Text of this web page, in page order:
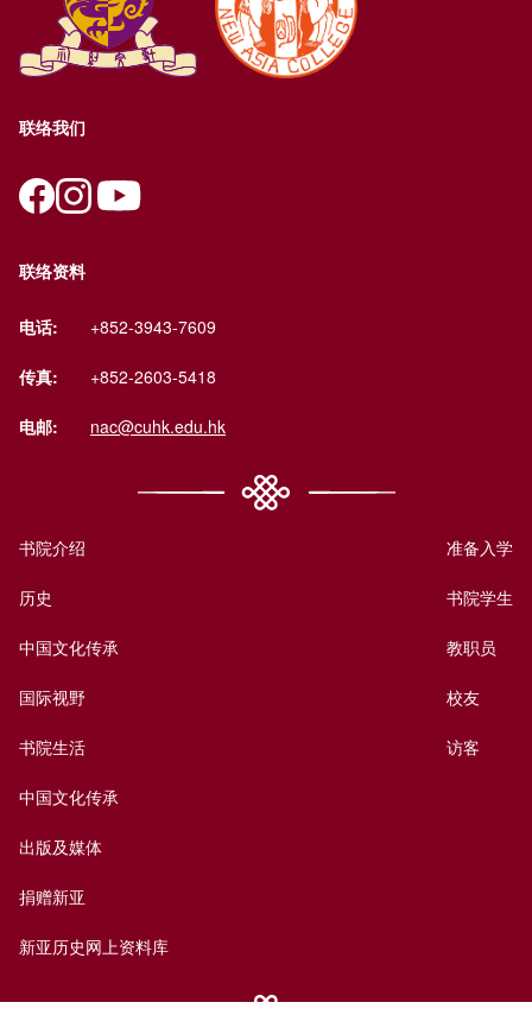
联络我们
联络资料
电话: +852-3943-7609
传真: +852-2603-5418
电邮: nac@cuhk.edu.hk
书院介绍
历史
中国文化传承
国际视野
书院生活
中国文化传承
出版及媒体
捐赠新亚
新亚历史网上资料库
准备入学
书院学生
教职员
校友
访客